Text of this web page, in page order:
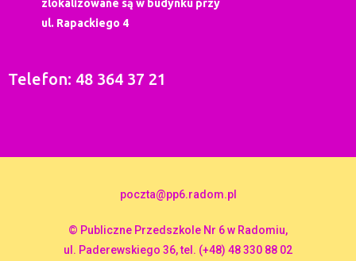
zlokalizowane są w budynku przy
ul. Rapackiego 4
Telefon: 48 364 37 21
poczta@pp6.radom.pl
© Publiczne Przedszkole Nr 6 w Radomiu,
ul. Paderewskiego 36, tel. (+48) 48 330 88 02